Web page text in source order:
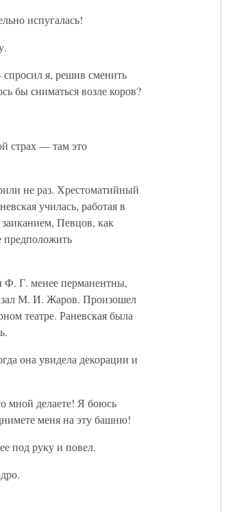
испугалась!
я, решив сменить
бы сниматься возле коров?
страх — там это
не раз. Хрестоматийный
училась, работая в
Певцов, как
предположить
Ф. Г. менее перманентны,
М. И. Жаров. Произошел
театре. Раневская была
она увидела декорации и
мной делаете! Я боюсь
меня на эту башню!
под руку и повел.